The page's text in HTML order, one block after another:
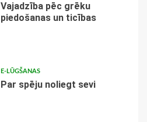
Vajadzība pēc grēku
piedošanas un ticības
E-LŪGŠANAS
Par spēju noliegt sevi